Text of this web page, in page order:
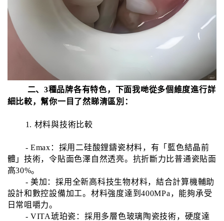
二、3種品牌各有特色，下面我哋從多個維度進行詳
細比較，幫你一目了然睇清區別：
1. 材料與技術比較
- Emax：採用二硅酸鋰鑄瓷材料，有「藍色結晶前
體」技術，令貼面色澤自然透亮。抗折斷力比普通瓷貼面
高30%。
- 美加：採用全新高科技生物材料，結合計算機輔助
設計和數控設備加工。材料強度達到400MPa，能夠承受
日常咀嚼力。
- VITA琥珀瓷：採用多層色玻璃陶瓷技術，硬度達